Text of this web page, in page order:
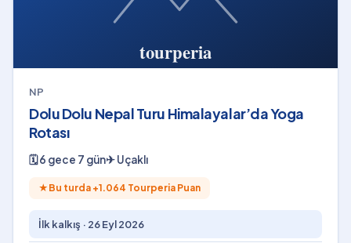
NP
Dolu Dolu Nepal Turu Himalayalar’da Yoga
Rotası
🗓6 gece 7 gün✈Uçaklı
★ Bu turda +1.064 Tourperia Puan
İlk kalkış · 26 Eyl 2026